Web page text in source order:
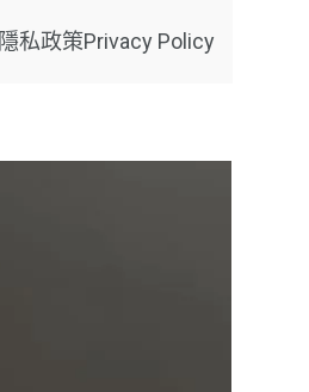
隱私政策Privacy Policy